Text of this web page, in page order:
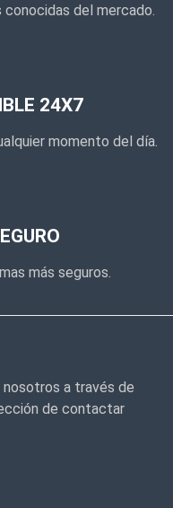
del mercado.
24X7
momento del día.
más seguros.
a través de
de contactar